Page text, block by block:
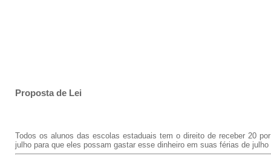
Proposta de Lei
Todos os alunos das escolas estaduais tem o direito de receber 20
julho para que eles possam gastar esse dinheiro em suas férias de julho